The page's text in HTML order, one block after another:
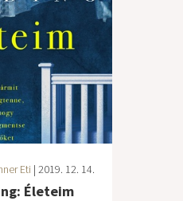
Eti | 2019. 12. 14.
Életeim